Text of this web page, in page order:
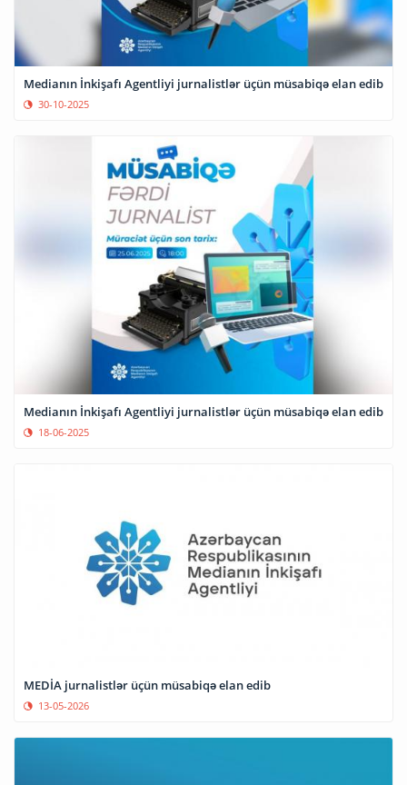
Medianın İnkişafı Agentliyi jurnalistlər üçün müsabiqə elan edib
30-10-2025
Medianın İnkişafı Agentliyi jurnalistlər üçün müsabiqə elan edib
18-06-2025
MEDİA jurnalistlər üçün müsabiqə elan edib
13-05-2026